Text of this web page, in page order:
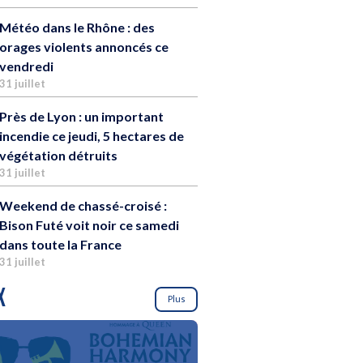
Météo dans le Rhône : des
orages violents annoncés ce
vendredi
31 juillet
Près de Lyon : un important
incendie ce jeudi, 5 hectares de
végétation détruits
31 juillet
Weekend de chassé-croisé :
Bison Futé voit noir ce samedi
dans toute la France
31 juillet
Plus